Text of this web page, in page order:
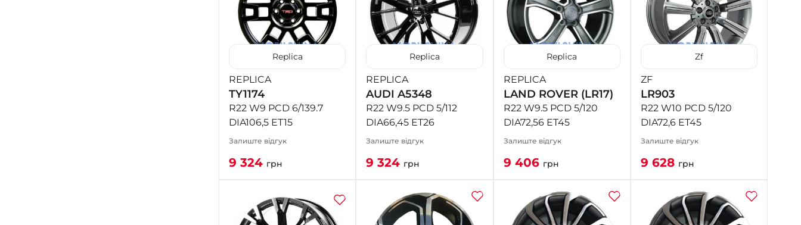
Replica
REPLICA
TY1174
R22 W9 PCD 6/139.7
DIA106,5 ET15
Залиште відгук
9 324 грн
Replica
REPLICA
AUDI A5348
R22 W9.5 PCD 5/112
DIA66,45 ET26
Залиште відгук
9 324 грн
Replica
REPLICA
LAND ROVER (LR17)
R22 W9.5 PCD 5/120
DIA72,56 ET45
Залиште відгук
9 406 грн
Zf
ZF
LR903
R22 W10 PCD 5/120
DIA72,6 ET45
Залиште відгук
9 628 грн